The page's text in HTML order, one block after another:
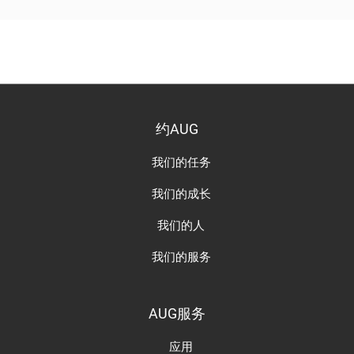
约AUG
我们的任务
我们的成长
我们的人
我们的服务
AUG服务
应用